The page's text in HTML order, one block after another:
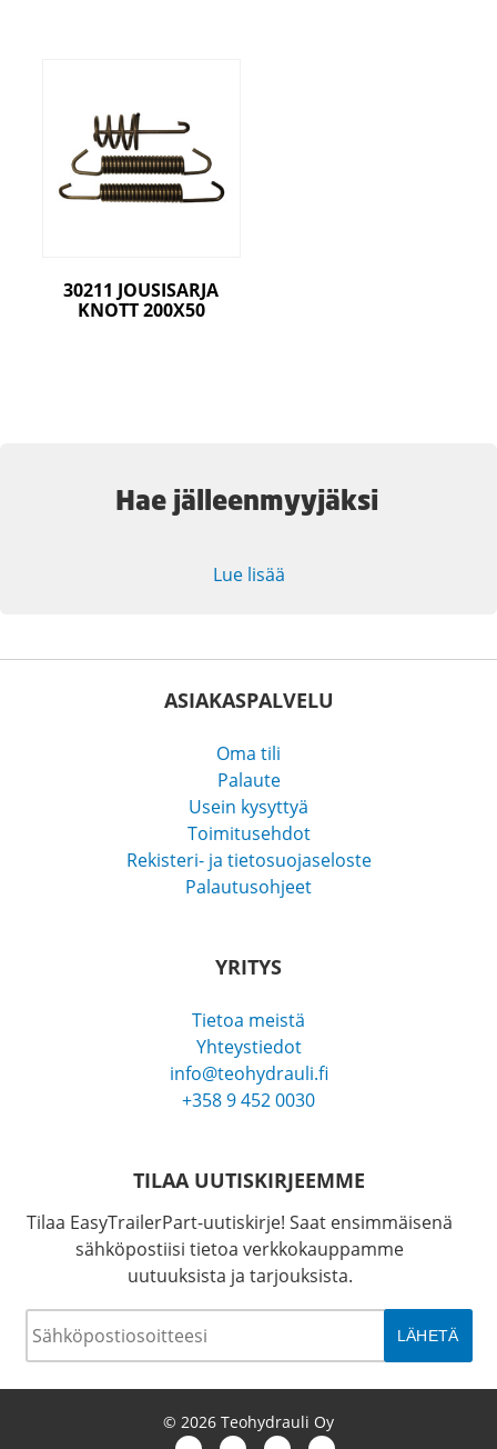
30211 JOUSISARJA
KNOTT 200X50
Hae jälleenmyyjäksi
Lue lisää
ASIAKASPALVELU
Oma tili
Palaute
Usein kysyttyä
Toimitusehdot
Rekisteri- ja tietosuojaseloste
Palautusohjeet
YRITYS
Tietoa meistä
Yhteystiedot
info@teohydrauli.fi
+358 9 452 0030
TILAA UUTISKIRJEEMME
Tilaa EasyTrailerPart-uutiskirje! Saat ensimmäisenä
sähköpostiisi tietoa verkkokauppamme
uutuuksista ja tarjouksista.
© 2026 Teohydrauli Oy